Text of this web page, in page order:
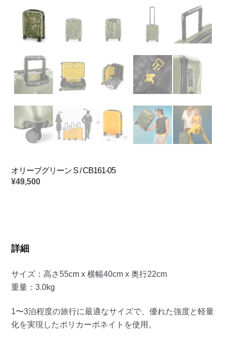
オリーブグリーン S / CB161-05
¥49,500
詳細
サイズ：高さ55cm x 横幅40cm x 奥行22cm
重量：3.0kg
1〜3泊程度の旅行に最適なサイズで、優れた強度と軽量
化を実現したポリカーボネイトを使用。